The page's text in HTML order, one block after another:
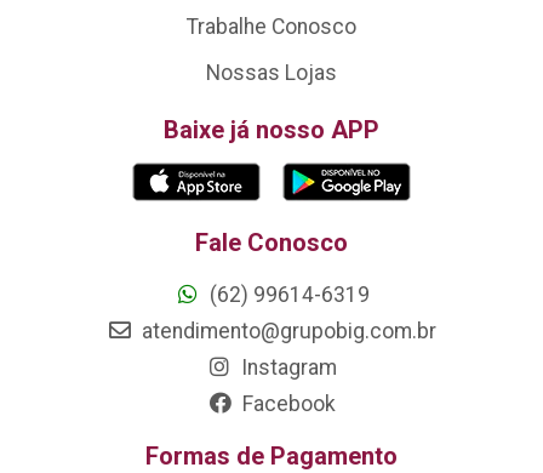
Trabalhe Conosco
Nossas Lojas
Baixe já nosso APP
Fale Conosco
(62) 99614-6319
atendimento@grupobig.com.br
Instagram
Facebook
Formas de Pagamento